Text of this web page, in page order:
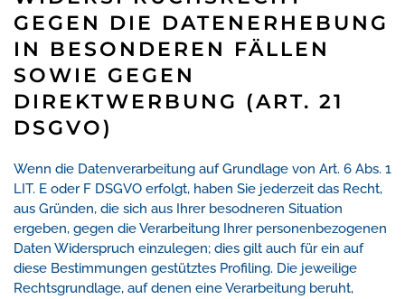
GEGEN DIE DATENERHEBUNG
IN BESONDEREN FÄLLEN
SOWIE GEGEN
DIREKTWERBUNG (ART. 21
DSGVO)
Wenn die Datenverarbeitung auf Grundlage von Art. 6 Abs. 1
LIT. E oder F DSGVO erfolgt, haben Sie jederzeit das Recht,
aus Gründen, die sich aus Ihrer besodneren Situation
ergeben, gegen die Verarbeitung Ihrer personenbezogenen
Daten Widerspruch einzulegen; dies gilt auch für ein auf
diese Bestimmungen gestütztes Profiling. Die jeweilige
Rechtsgrundlage, auf denen eine Verarbeitung beruht,